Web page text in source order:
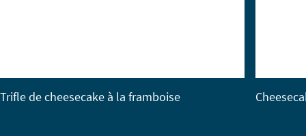
Trifle de cheesecake à la framboise